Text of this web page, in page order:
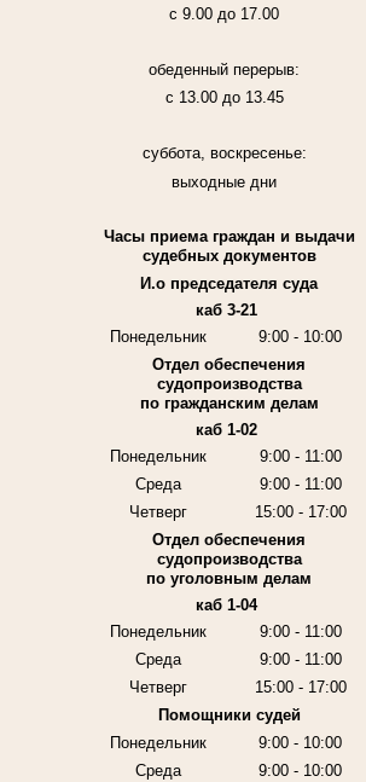
с 9.00 до 17.00
обеденный перерыв:
с 13.00 до 13.45
суббота, воскресенье:
выходные дни
Часы приема граждан и выдачи
судебных документов
И.о председателя суда
каб 3-21
Понедельник
9:00 - 10:00
Отдел обеспечения
судопроизводства
по гражданским делам
каб 1-02
Понедельник
9:00 - 11:00
Среда
9:00 - 11:00
Четверг
15:00 - 17:00
Отдел обеспечения
судопроизводства
по уголовным делам
каб 1-04
Понедельник
9:00 - 11:00
Среда
9:00 - 11:00
Четверг
15:00 - 17:00
Помощники судей
Понедельник
9:00 - 10:00
Среда
9:00 - 10:00